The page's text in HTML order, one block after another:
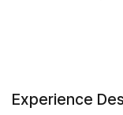
Experience